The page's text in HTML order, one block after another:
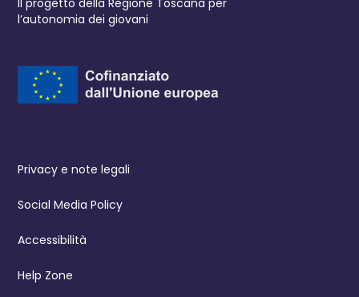
Il progetto della Regione Toscana per
l’autonomia dei giovani
Privacy e note legali
Social Media Policy
Accessibilità
Help Zone